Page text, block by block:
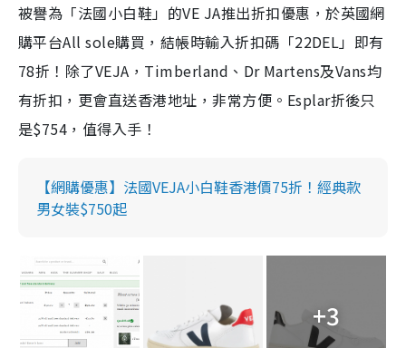
被譽為「法國小白鞋」的VE JA推出折扣優惠，於英國網
購平台All sole購買，結帳時輸入折扣碼「22DEL」即有
78折！除了VEJA，Timberland、Dr Martens及Vans均
有折扣，更會直送香港地址，非常方便。Esplar折後只
是$754，值得入手！
【網購優惠】法國VEJA小白鞋香港價75折！經典款
男女裝$750起
+3